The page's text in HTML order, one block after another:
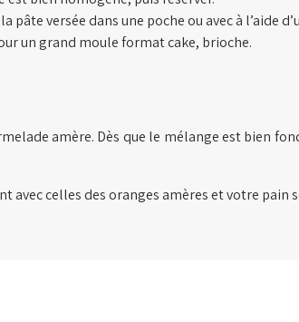
versée dans une poche ou avec à l’aide
un grand moule format cake, brioche.
amère. Dès que le mélange est bien
celles des oranges amères et votre pain